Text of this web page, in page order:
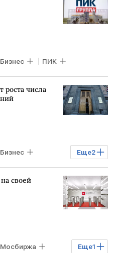
Бизнес ПИК
роста числа
Еще2
Бизнес
IPO
своей
Еще1
Мосбиржа